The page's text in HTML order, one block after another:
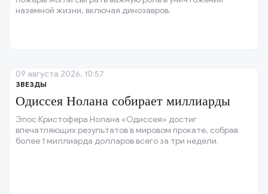
наземной жизни, включая динозавров.
ЗВЕЗДЫ
Одиссея Нолана собирает миллиарды
Эпос Кристофера Нолана «Одиссея» достиг
впечатляющих результатов в мировом прокате, собрав
более 1 миллиарда долларов всего за три недели.
09 августа 2026, 10:57